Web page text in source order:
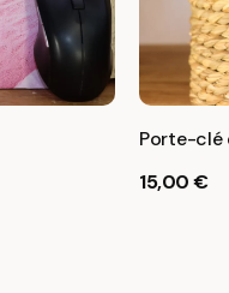
Porte-clé
15,00€